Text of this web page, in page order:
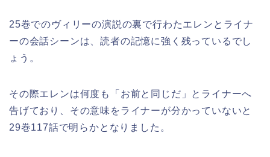
25巻でのヴィリーの演説の裏で行わたエレンとライナ
ーの会話シーンは、読者の記憶に強く残っているでし
ょう。
その際エレンは何度も「お前と同じだ」とライナーへ
告げており、その意味をライナーが分かっていないと
29巻117話で明らかとなりました。